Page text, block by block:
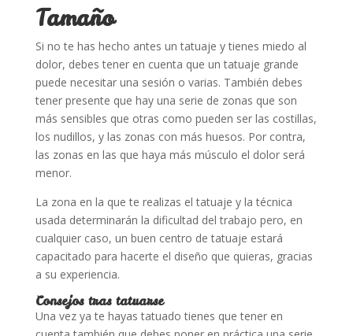
Tamaño
Si no te has hecho antes un tatuaje y tienes miedo al
dolor, debes tener en cuenta que un tatuaje grande
puede necesitar una sesión o varias. También debes
tener presente que hay una serie de zonas que son
más sensibles que otras como pueden ser las costillas,
los nudillos, y las zonas con más huesos. Por contra,
las zonas en las que haya más músculo el dolor será
menor.
La zona en la que te realizas el tatuaje y la técnica
usada determinarán la dificultad del trabajo pero, en
cualquier caso, un buen centro de tatuaje estará
capacitado para hacerte el diseño que quieras, gracias
a su experiencia.
Consejos tras tatuarse
Una vez ya te hayas tatuado tienes que tener en